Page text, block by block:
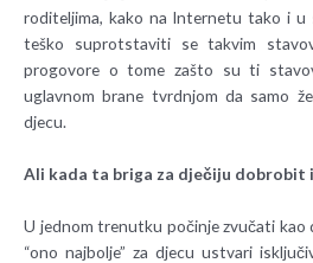
roditeljima, kako na Internetu tako i u
teško suprotstaviti se takvim
progovore o tome zašto su ti
uglavnom brane tvrdnjom da samo
djecu.
Ali kada ta briga za dječiju dobrobit
U jednom trenutku počinje zvučati kao
“ono najbolje” za djecu ustvari